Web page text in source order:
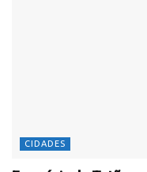
CIDADES